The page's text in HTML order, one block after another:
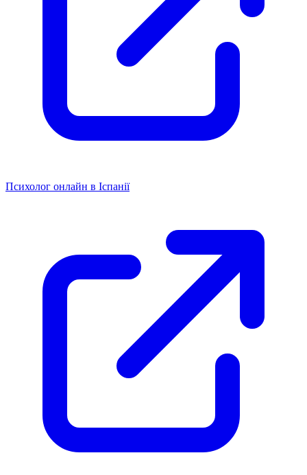
Психолог онлайн в Іспанії